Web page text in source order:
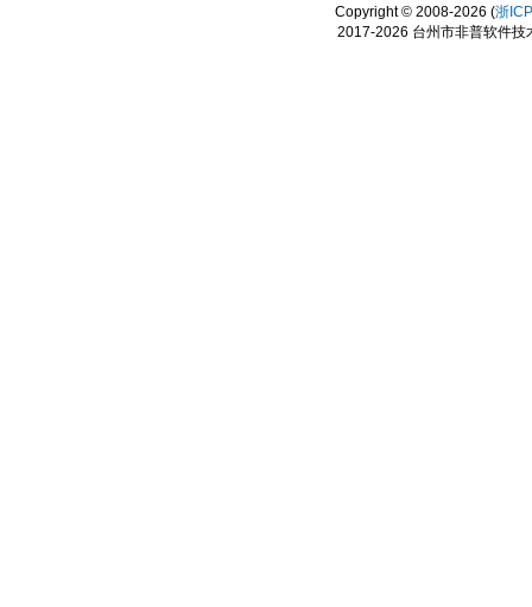
Copyright © 2008-2026 (浙
2017-2026 台州市非普软件